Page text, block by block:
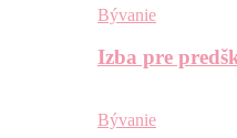
Bývanie
Izba pre
Bývanie